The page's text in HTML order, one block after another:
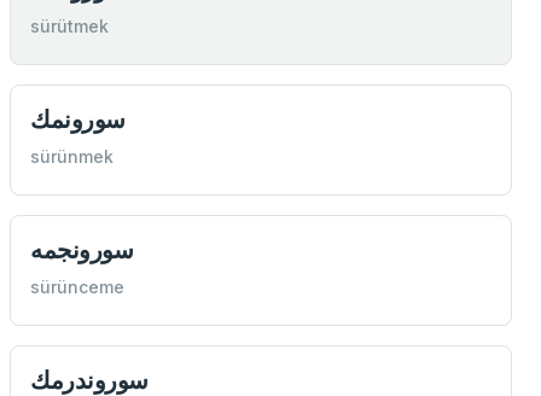
sürütmek
سورونمك
sürünmek
سورونجمه
sürünceme
سوروندرمك